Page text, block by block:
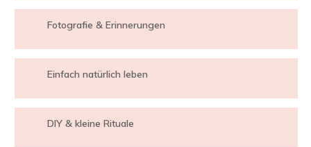
Fotografie & Erinnerungen
Einfach natürlich leben
DIY & kleine Rituale